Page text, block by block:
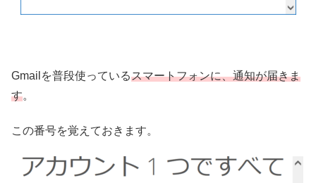
Gmailを普段使っているスマートフォンに、通知が届きま
す。
この番号を覚えておきます。